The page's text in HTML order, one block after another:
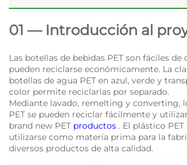
01 — Introducción al
Las botellas de bebidas PET son fáciles de
pueden reciclarse económicamente. La
botellas de agua PET en azul, verde y
color permite reciclarlas por separado.
Mediante lavado, remelting y converting,
PET se pueden reciclar fácilmente y
brand new PET productos . El plástico
utilizarse como materia prima para la
diversos productos de alta calidad.